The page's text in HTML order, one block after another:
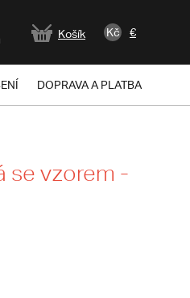
Košík Kč €
DOPRAVA A PLATBA
se vzorem -